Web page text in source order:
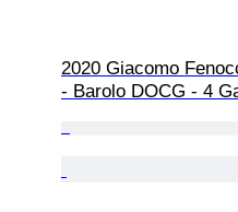
2020 Giacomo
- Barolo DOCG - 4